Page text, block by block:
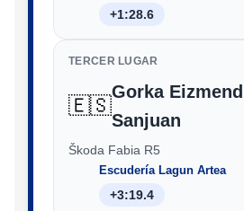
+1:28.6
TERCER LUGAR
🇪🇸
Gorka
Sanjuan
Škoda Fabia R5
Escudería Lagun Artea
+3:19.4